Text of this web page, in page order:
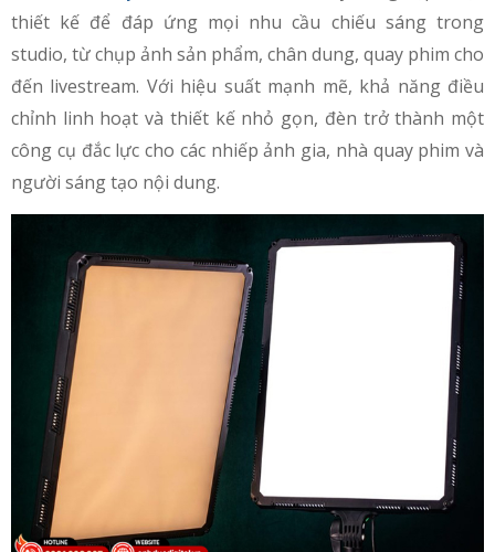
thiết kế để đáp ứng mọi nhu cầu chiếu sáng trong
studio, từ chụp ảnh sản phẩm, chân dung, quay phim cho
đến livestream. Với hiệu suất mạnh mẽ, khả năng điều
chỉnh linh hoạt và thiết kế nhỏ gọn, đèn trở thành một
công cụ đắc lực cho các nhiếp ảnh gia, nhà quay phim và
người sáng tạo nội dung.